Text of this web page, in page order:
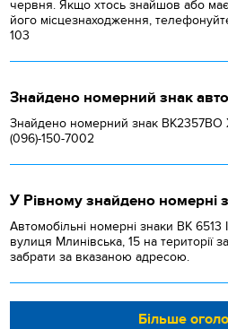
червня. Якщо хтось знайшов або
його місцезнаходження,
103
Знайдено номерний знак
Знайдено номерний знак ВК2357ВО
(096)-150-7002
У Рівному знайдено номерні
Автомобільні номерні знаки BK
вулиця Млинівська, 15 на території
забрати за вказаною адресою.
Більше